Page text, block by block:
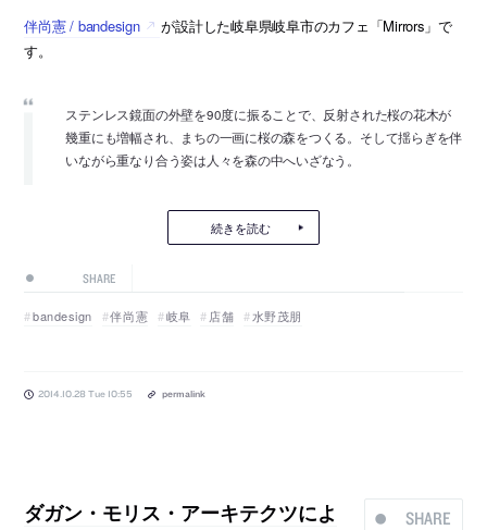
伴尚憲 / bandesign
が設計した岐阜県岐阜市のカフェ「Mirrors」で
す。
ステンレス鏡面の外壁を90度に振ることで、反射された桜の花木が
幾重にも増幅され、まちの一画に桜の森をつくる。そして揺らぎを伴
いながら重なり合う姿は人々を森の中へいざなう。
続きを読む
SHARE
bandesign 伴尚憲 岐阜 店舗 水野茂朋
2014.10.28 Tue 10:55 permalink
SHARE
ダガン・モリス・アーキテクツによ